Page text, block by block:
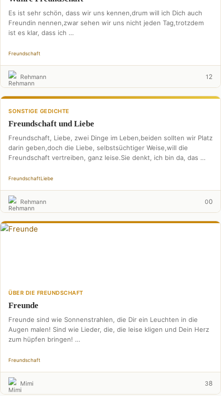
Es ist sehr schön, dass wir uns kennen,drum will ich Dich auch
Freundin nennen,zwar sehen wir uns nicht jeden Tag,trotzdem
ist es klar, dass ich …
Freundschaft
Rehmann 1 2
SONSTIGE GEDICHTE
Freundschaft und Liebe
Freundschaft, Liebe, zwei Dinge im Leben,beiden sollten wir Platz
darin geben,doch die Liebe, selbstsüchtiger Weise,will die
Freundschaft vertreiben, ganz leise.Sie denkt, ich bin da, das …
FreundschaftLiebe
Rehmann 00
ÜBER DIE FREUNDSCHAFT
Freunde
Freunde sind wie Sonnenstrahlen, die Dir ein Leuchten in die
Augen malen! Sind wie Lieder, die, die leise kligen und Dein Herz
zum hüpfen bringen! …
Freundschaft
Mimi 38